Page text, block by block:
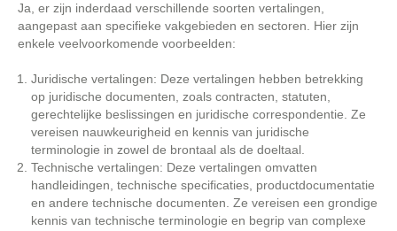
Ja, er zijn inderdaad verschillende soorten vertalingen,
aangepast aan specifieke vakgebieden en sectoren. Hier zijn
enkele veelvoorkomende voorbeelden:
Juridische vertalingen: Deze vertalingen hebben betrekking
op juridische documenten, zoals contracten, statuten,
gerechtelijke beslissingen en juridische correspondentie. Ze
vereisen nauwkeurigheid en kennis van juridische
terminologie in zowel de brontaal als de doeltaal.
Technische vertalingen: Deze vertalingen omvatten
handleidingen, technische specificaties, productdocumentatie
en andere technische documenten. Ze vereisen een grondige
kennis van technische terminologie en begrip van complexe